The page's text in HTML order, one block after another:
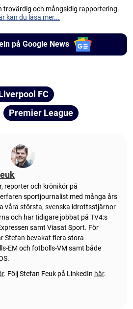
trovärdig och mångsidig rapportering.
kan du läsa mer...
på Google News
FC
Premier League
reporter och krönikör på
sportjournalist med många års
våra största, svenska idrottsstjärnor
och har tidigare jobbat på TV4:s
samt Viasat Sport. För
Stefan bevakat flera stora
EM och fotbolls-VM samt både
. Följ Stefan Feuk på LinkedIn här.